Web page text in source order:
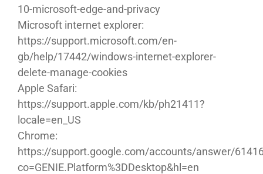
10-microsoft-edge-and-privacy
Microsoft internet explorer:
https://support.microsoft.com/en-
gb/help/17442/windows-internet-explorer-
delete-manage-cookies
Apple Safari:
https://support.apple.com/kb/ph21411?
locale=en_US
Chrome:
https://support.google.com/accounts/answer/
co=GENIE.Platform%3DDesktop&hl=en